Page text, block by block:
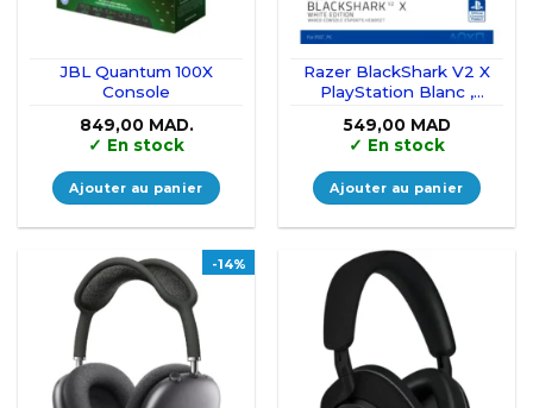
JBL Quantum 100X
Console
849,00 MAD.
✓ En stock
Ajouter au panier
Razer BlackShark V2 X
PlayStation Blanc ,
549,00 MAD
✓ En stock
Ajouter au panier
-14%